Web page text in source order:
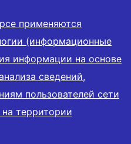
применяются
(информационные
информации на основе
сведений,
пользователей сети
территории